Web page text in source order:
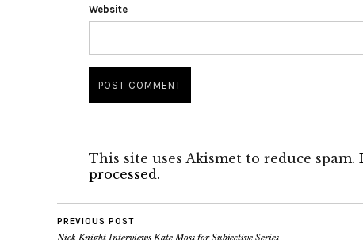
Website
This site uses Akismet to reduce spam.
processed.
PREVIOUS POST
Nick Knight Interviews Kate Moss for Subjective Series